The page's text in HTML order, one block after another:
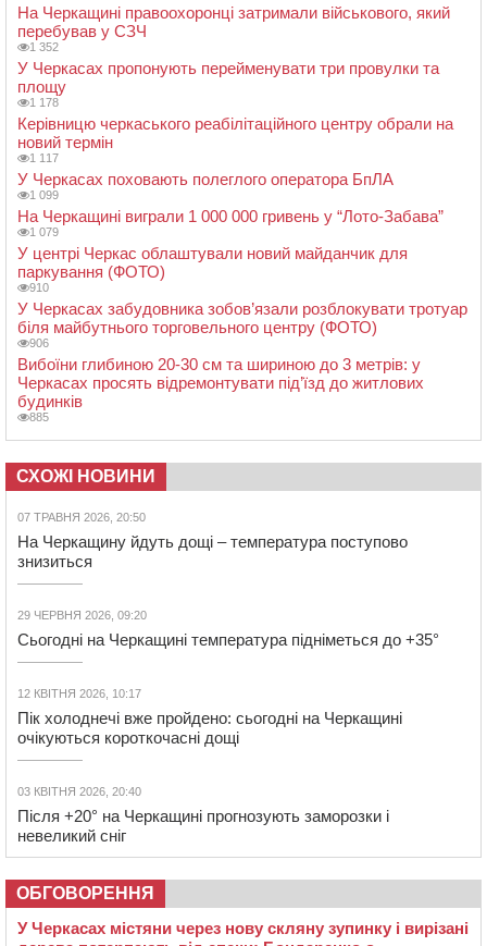
На Черкащині правоохоронці затримали військового, який
перебував у СЗЧ
1 352
У Черкасах пропонують перейменувати три провулки та
площу
1 178
Керівницю черкаського реабілітаційного центру обрали на
новий термін
1 117
У Черкасах поховають полеглого оператора БпЛА
1 099
На Черкащині виграли 1 000 000 гривень у “Лото-Забава”
1 079
У центрі Черкас облаштували новий майданчик для
паркування (ФОТО)
910
У Черкасах забудовника зобов’язали розблокувати тротуар
біля майбутнього торговельного центру (ФОТО)
906
Вибоїни глибиною 20-30 см та шириною до 3 метрів: у
Черкасах просять відремонтувати під’їзд до житлових
будинків
885
СХОЖІ НОВИНИ
07 ТРАВНЯ 2026, 20:50
На Черкащину йдуть дощі – температура поступово
знизиться
29 ЧЕРВНЯ 2026, 09:20
Сьогодні на Черкащині температура підніметься до +35°
12 КВІТНЯ 2026, 10:17
Пік холоднечі вже пройдено: сьогодні на Черкащині
очікуються короткочасні дощі
03 КВІТНЯ 2026, 20:40
Після +20° на Черкащині прогнозують заморозки і
невеликий сніг
ОБГОВОРЕННЯ
У Черкасах містяни через нову скляну зупинку і вирізані